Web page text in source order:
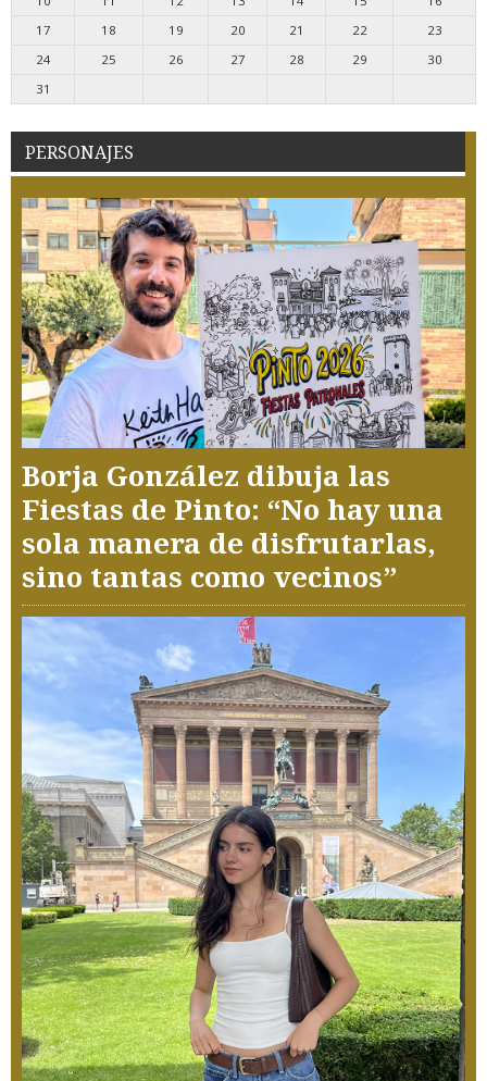
17
18 19 20 21 22
23
24
25 26 27 28 29
30
31
PERSONAJES
Borja González dibuja las
Fiestas de Pinto: “No hay una
sola manera de disfrutarlas,
sino tantas como vecinos”